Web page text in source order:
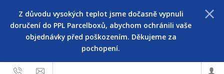
Z důvodu vysokých teplot jsme dočasně vypnuli
doručení do PPL Parcelboxů, abychom ochránili vaše
objednávky před poškozením. Děkujeme za
pochopení.